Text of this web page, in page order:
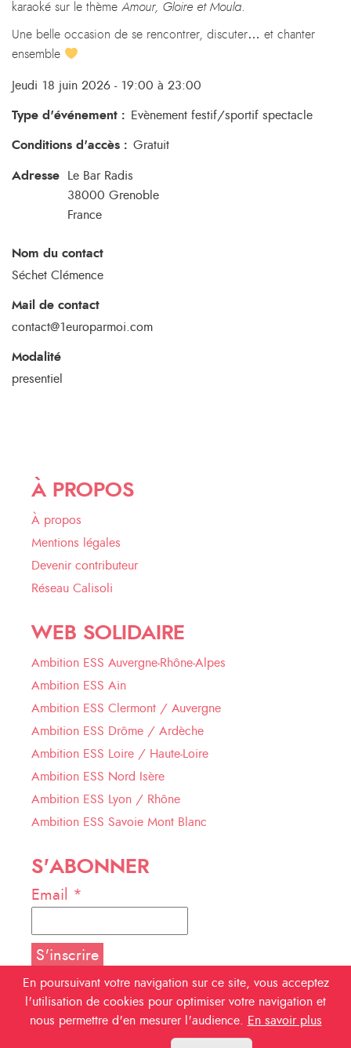
karaoké sur le thème Amour, Gloire et Moula.
Une belle occasion de se rencontrer, discuter… et chanter
ensemble
Jeudi 18 juin 2026 - 19:00 à 23:00
Type d'événement : Evènement festif/sportif spectacle
Conditions d'accès : Gratuit
Adresse
Le Bar Radis
38000 Grenoble
France
Nom du contact
Séchet Clémence
Mail de contact
contact@1europarmoi.com
Modalité
presentiel
À PROPOS
À propos
Mentions légales
Devenir contributeur
Réseau Calisoli
WEB SOLIDAIRE
Ambition ESS Auvergne-Rhône-Alpes
Ambition ESS Ain
Ambition ESS Clermont / Auvergne
Ambition ESS Drôme / Ardèche
Ambition ESS Loire / Haute-Loire
Ambition ESS Nord Isère
Ambition ESS Lyon / Rhône
Ambition ESS Savoie Mont Blanc
S'ABONNER
Email *
NOUS SUIVRE
En poursuivant votre navigation sur ce site, vous acceptez
l'utilisation de cookies pour optimiser votre navigation et
nous permettre d'en mesurer l'audience.
En savoir plus